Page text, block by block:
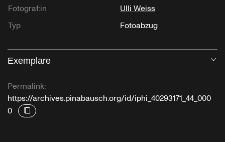
Fotograf:in
Ulli Weiss
Typ
Fotoabzug
Exemplare
Permalink:
https://archives.pinabausch.org/id/iphi_40293171_44_000
0